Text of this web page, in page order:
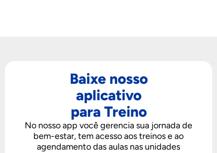
Baixe nosso
aplicativo
para Treino
No nosso app você gerencia sua jornada de
bem-estar, tem acesso aos treinos e ao
agendamento das aulas nas unidades